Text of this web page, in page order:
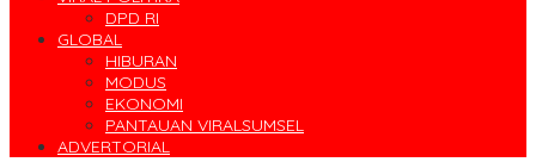
DPD RI
GLOBAL
HIBURAN
MODUS
EKONOMI
PANTAUAN VIRALSUMSEL
ADVERTORIAL